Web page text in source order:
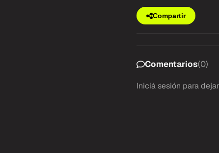
Compartir
Comentarios(0)
Iniciá sesión para